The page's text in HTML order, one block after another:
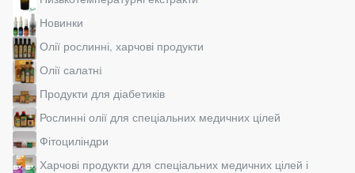
Новинки
Олії рослинні, харчові продукти
Олії салатнi
Продукти для діабетиків
Рослинні олії для спеціальних медичних цілей
Фітоциліндри
Харчові продукти для спеціальних медичних цілей і